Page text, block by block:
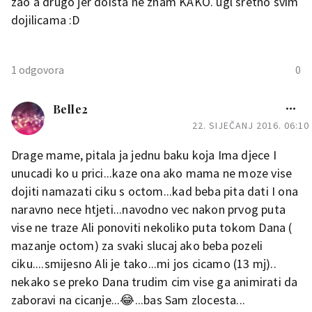
povezao neznam ali evo ja
nisam htjela ici onom
3 dana ili slicno i ova mi se
ucinila najblazom..dakle das
mu sisu ali mu malo otezas
cijelo sisanje..ko zna mozda ce
i njemu dosaditi boriti se sa
sisanjem kako god sretno ti
bilo..
dojilicama :D
Mama prvi put, potpisujem sve od
rijeci do rijecu, kod nas je identicna
situacija. Preko dana super sve a
noc provedem u dojenju i ne
spavanju. I meni dodje prestat al ni
sama ne znam kako cu. Prvo jer mi
ga je zao a drugo jer doista ne znam
KAKO. ugl sretno svim dojilicama :D
Uh bas mi zao da nas jos ima
takvih
koliko ste stari ?
1 odgovora 0
Belle2
22. SIJEČANJ 2016. 06:10
Drage mame, pitala ja jednu baku koja Ima djece I
unucadi ko u prici...kaze ona ako mama ne moze vise
dojiti namazati ciku s octom...kad beba pita dati I ona
naravno nece htjeti...navodno vec nakon prvog puta
vise ne traze Ali ponoviti nekoliko puta tokom Dana (
mazanje octom) za svaki slucaj ako beba pozeli
ciku....smijesno Ali je tako...mi jos cicamo (13 mj)..
nekako se preko Dana trudim cim vise ga animirati da
zaboravi na cicanje...😂...bas Sam zlocesta...